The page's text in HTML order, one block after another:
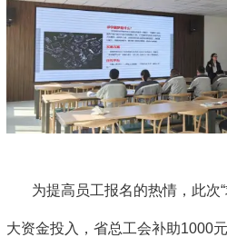
为提高员工报名的热情，此次
大资金投入，省总工会补助1000